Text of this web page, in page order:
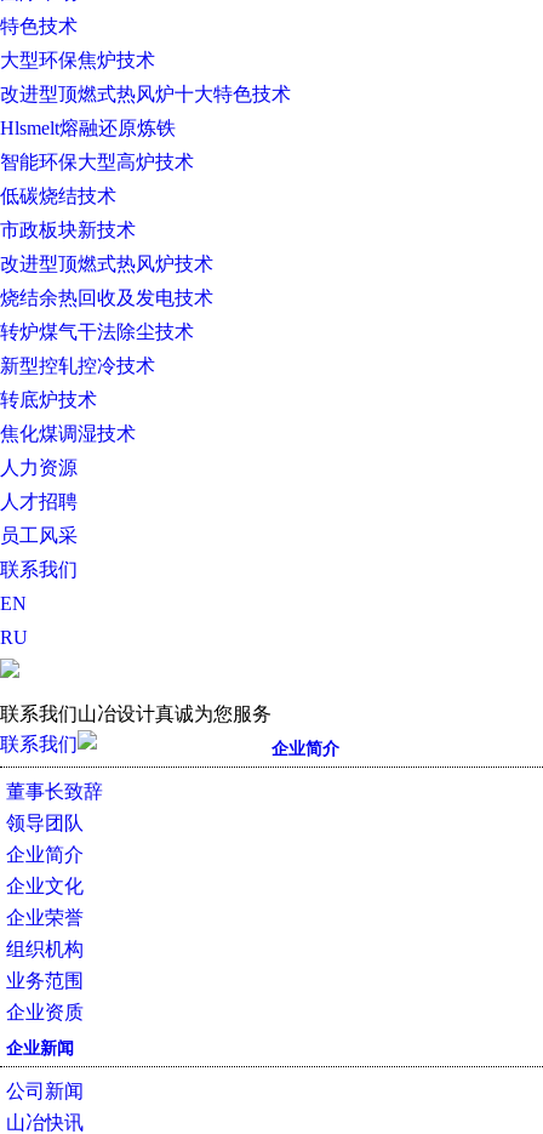
特色技术
大型环保焦炉技术
改进型顶燃式热风炉十大特色技术
Hlsmelt熔融还原炼铁
智能环保大型高炉技术
低碳烧结技术
市政板块新技术
改进型顶燃式热风炉技术
烧结余热回收及发电技术
转炉煤气干法除尘技术
新型控轧控冷技术
转底炉技术
焦化煤调湿技术
人力资源
人才招聘
员工风采
联系我们
EN
RU
联系我们
联系我们
山冶设计真诚为您服务
企业简介
董事长致辞
领导团队
企业简介
企业文化
企业荣誉
组织机构
业务范围
企业资质
企业新闻
公司新闻
山冶快讯